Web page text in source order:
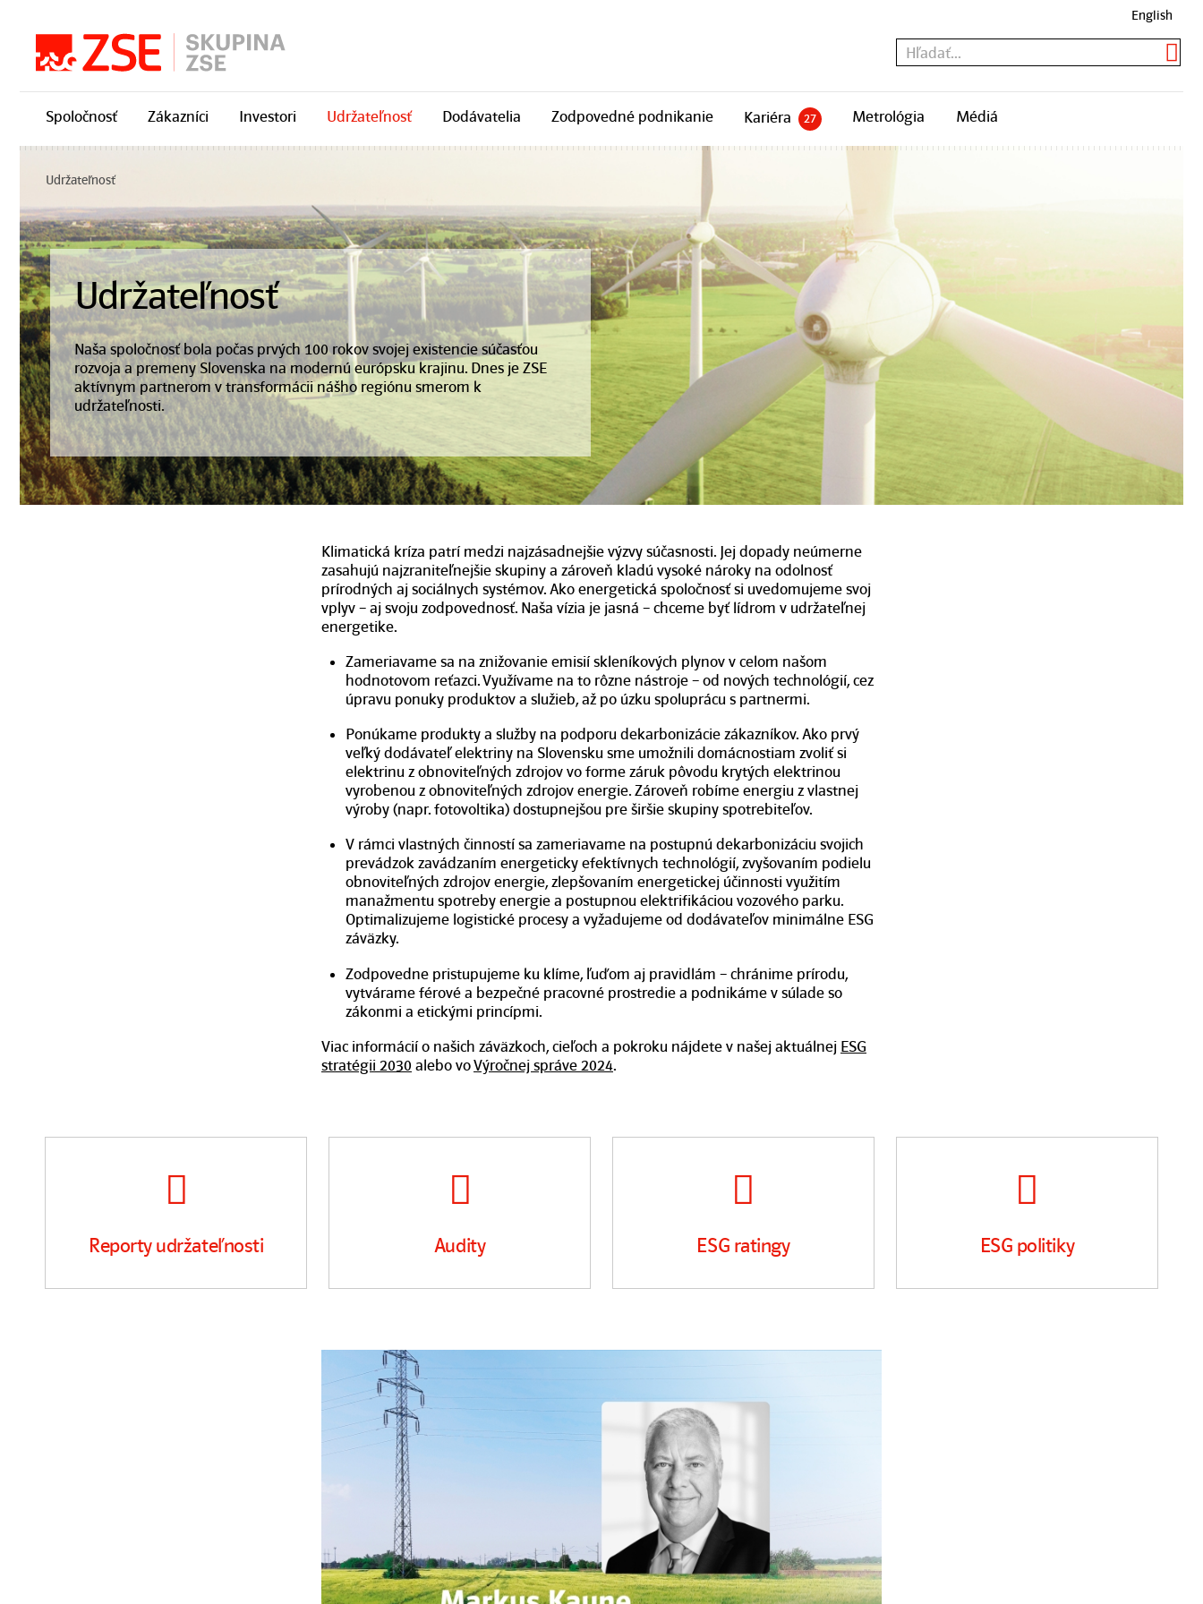
English
Spoločnosť Zákazníci Investori Udržateľnosť Dodávatelia Zodpovedné podnikanie Kariéra 27 Metrológia Médiá
Udržateľnosť
Udržateľnosť
Naša spoločnosť bola počas prvých 100 rokov svojej existencie súčasťou
rozvoja a premeny Slovenska na modernú európsku krajinu. Dnes je ZSE
aktívnym partnerom v transformácii nášho regiónu smerom k
udržateľnosti.
Klimatická kríza patrí medzi najzásadnejšie výzvy súčasnosti. Jej dopady neúmerne
zasahujú najzraniteľnejšie skupiny a zároveň kladú vysoké nároky na odolnosť
prírodných aj sociálnych systémov. Ako energetická spoločnosť si uvedomujeme svoj
vplyv – aj svoju zodpovednosť. Naša vízia je jasná – chceme byť lídrom v udržateľnej
energetike.
Zameriavame sa na znižovanie emisií skleníkových plynov v celom našom
hodnotovom reťazci. Využívame na to rôzne nástroje – od nových technológií, cez
úpravu ponuky produktov a služieb, až po úzku spoluprácu s partnermi.
Ponúkame produkty a služby na podporu dekarbonizácie zákazníkov. Ako prvý
veľký dodávateľ elektriny na Slovensku sme umožnili domácnostiam zvoliť si
elektrinu z obnoviteľných zdrojov vo forme záruk pôvodu krytých elektrinou
vyrobenou z obnoviteľných zdrojov energie. Zároveň robíme energiu z vlastnej
výroby (napr. fotovoltika) dostupnejšou pre širšie skupiny spotrebiteľov.
V rámci vlastných činností sa zameriavame na postupnú dekarbonizáciu svojich
prevádzok zavádzaním energeticky efektívnych technológií, zvyšovaním podielu
obnoviteľných zdrojov energie, zlepšovaním energetickej účinnosti využitím
manažmentu spotreby energie a postupnou elektrifikáciou vozového parku.
Optimalizujeme logistické procesy a vyžadujeme od dodávateľov minimálne ESG
záväzky.
Zodpovedne pristupujeme ku klíme, ľuďom aj pravidlám – chránime prírodu,
vytvárame férové a bezpečné pracovné prostredie a podnikáme v súlade so
zákonmi a etickými princípmi.
Viac informácií o našich záväzkoch, cieľoch a pokroku nájdete v našej aktuálnej ESG
stratégii 2030 alebo voVýročnej správe 2024.
Reporty udržateľnosti Audity ESG ratingy ESG politiky